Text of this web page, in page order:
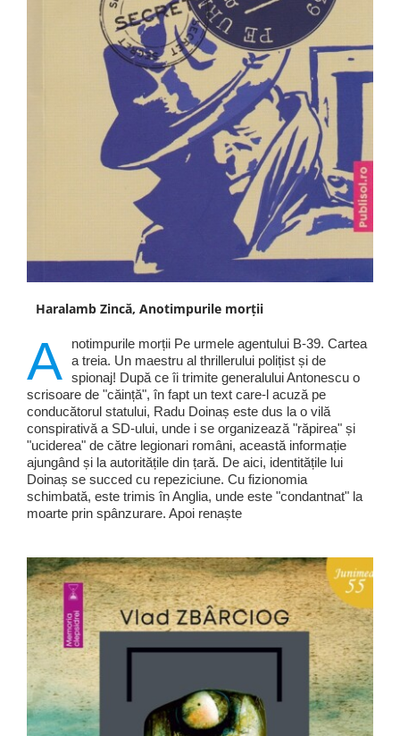
Haralamb Zincă, Anotimpurile morții
A
notimpurile morții Pe urmele agentului B-39. Cartea
a treia. Un maestru al thrillerului polițist și de
spionaj! După ce îi trimite generalului Antonescu o
scrisoare de "căință", în fapt un text care-l acuză pe
conducătorul statului, Radu Doinaș este dus la o vilă
conspirativă a SD-ului, unde i se organizează "răpirea" și
"uciderea" de către legionari români, această informație
ajungând și la autoritățile din țară. De aici, identitățile lui
Doinaș se succed cu repeziciune. Cu fizionomia
schimbată, este trimis în Anglia, unde este "condantnat" la
moarte prin spânzurare. Apoi renaște